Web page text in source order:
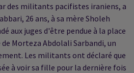
des militants pacifistes iraniens, a
26 ans, à sa mère Sholeh
aux juges d'être pendue à la place
Morteza Abdolali Sarbandi, un
Les militants ont déclaré que
à voir sa fille pour la dernière fois